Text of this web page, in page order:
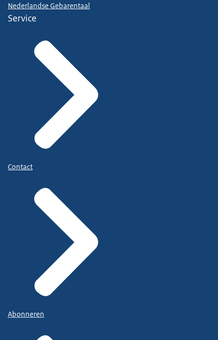
Nederlandse Gebarentaal
Service
Contact
Abonneren